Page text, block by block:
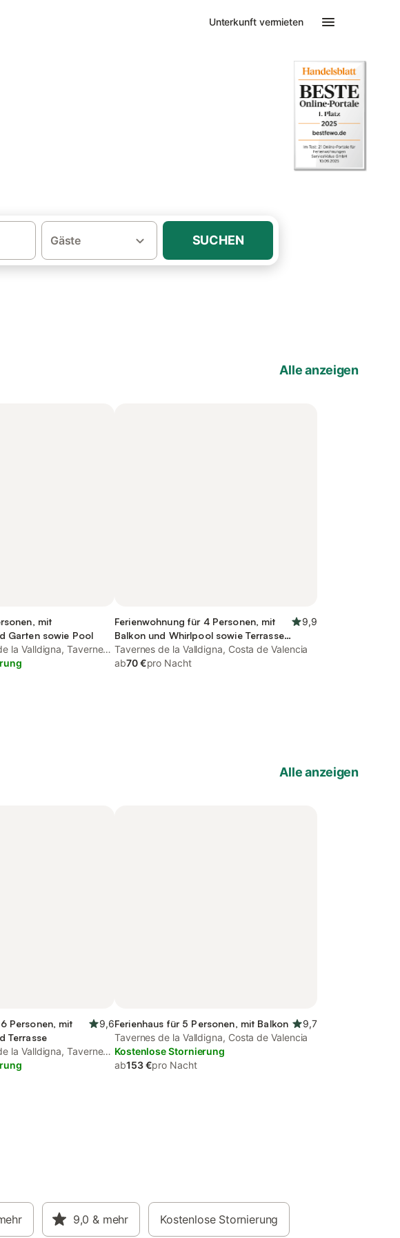
Unterkunft vermieten
Gäste SUCHEN
Alle anzeigen
mit
Garten sowie Pool
la Valldigna, Tavernes
Ferienwohnung für 4 Personen, mit
Balkon und Whirlpool sowie Terrasse
und Garten
9,9
Tavernes de la Valldigna, Costa de Valencia
ab70 €pro Nacht
Alle anzeigen
Personen, mit
Terrasse
9,6
la Valldigna, Tavernes
Ferienhaus für 5 Personen, mit Balkon
9,7
Tavernes de la Valldigna, Costa de Valencia
Kostenlose Stornierung
ab153 €pro Nacht
9,0 & mehr Kostenlose Stornierung